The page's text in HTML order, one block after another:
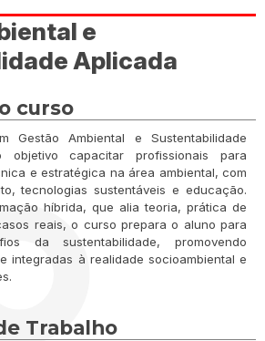
e
Aplicada
curso
Gestão Ambiental e Sustentabilidade
objetivo capacitar profissionais para
e estratégica na área ambiental, com
tecnologias sustentáveis e educação.
híbrida, que alia teoria, prática de
reais, o curso prepara o aluno para
da sustentabilidade, promovendo
integradas à realidade socioambiental e
Trabalho